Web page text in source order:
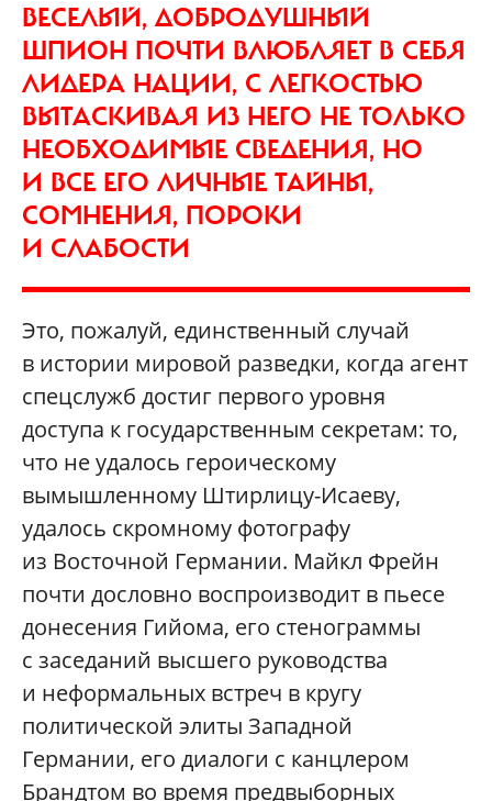
ВЕСЕЛЫЙ, ДОБРОДУШНЫЙ
ШПИОН ПОЧТИ ВЛЮБЛЯЕТ В СЕБЯ
ЛИДЕРА НАЦИИ, С ЛЕГКОСТЬЮ
ВЫТАСКИВАЯ ИЗ НЕГО НЕ ТОЛЬКО
НЕОБХОДИМЫЕ СВЕДЕНИЯ, НО
И ВСЕ ЕГО ЛИЧНЫЕ ТАЙНЫ,
СОМНЕНИЯ, ПОРОКИ
И СЛАБОСТИ
Это, пожалуй, единственный случай
в истории мировой разведки, когда агент
спецслужб достиг первого уровня
доступа к государственным секретам: то,
что не удалось героическому
вымышленному Штирлицу-Исаеву,
удалось скромному фотографу
из Восточной Германии. Майкл Фрейн
почти дословно воспроизводит в пьесе
донесения Гийома, его стенограммы
с заседаний высшего руководства
и неформальных встреч в кругу
политической элиты Западной
Германии, его диалоги с канцлером
Брандтом во время предвыборных